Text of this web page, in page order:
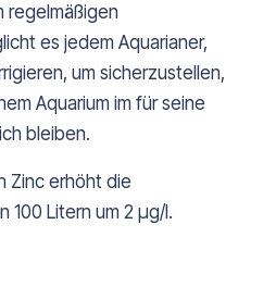
regelmäßigen
es jedem Aquarianer,
um sicherzustellen,
Aquarium im für seine
bleiben.
Zinc erhöht die
100 Litern um 2 µg/l.